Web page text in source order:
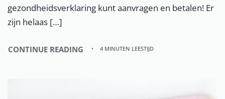
gezondheidsverklaring kunt aanvragen en betalen! Er
zijn helaas […]
CONTINUE READING 4 MINUTEN LEESTIJD